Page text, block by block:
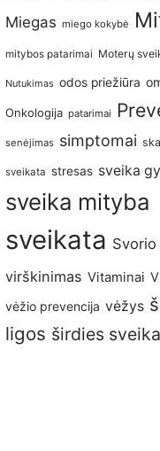
Miegas miego kokybė
mitybos patarimai Moterų
Nutukimas odos priežiūra
Onkologija patarimai
senėjimas simptomai
sveikata stresas sveika
sveika mityba
sveikata
virškinimas Vitaminai
vėžio prevencija vėžys
ligos širdies